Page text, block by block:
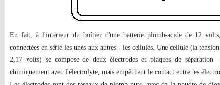
En fait, à l'intérieur du boîtier d'une batterie plomb-acide de 12
connectées en série les unes aux autres - les cellules. Une cellule (la
2,17 volts) se compose de deux électrodes et plaques de séparation
chimiquement avec l'électrolyte, mais empêchent le contact entre les